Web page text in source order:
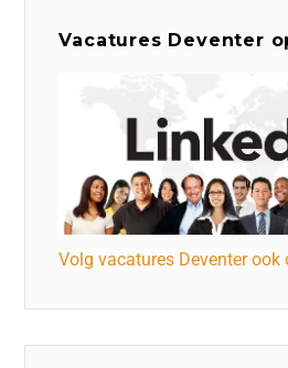
Vacatures Deventer
Volg vacatures Deventer ook